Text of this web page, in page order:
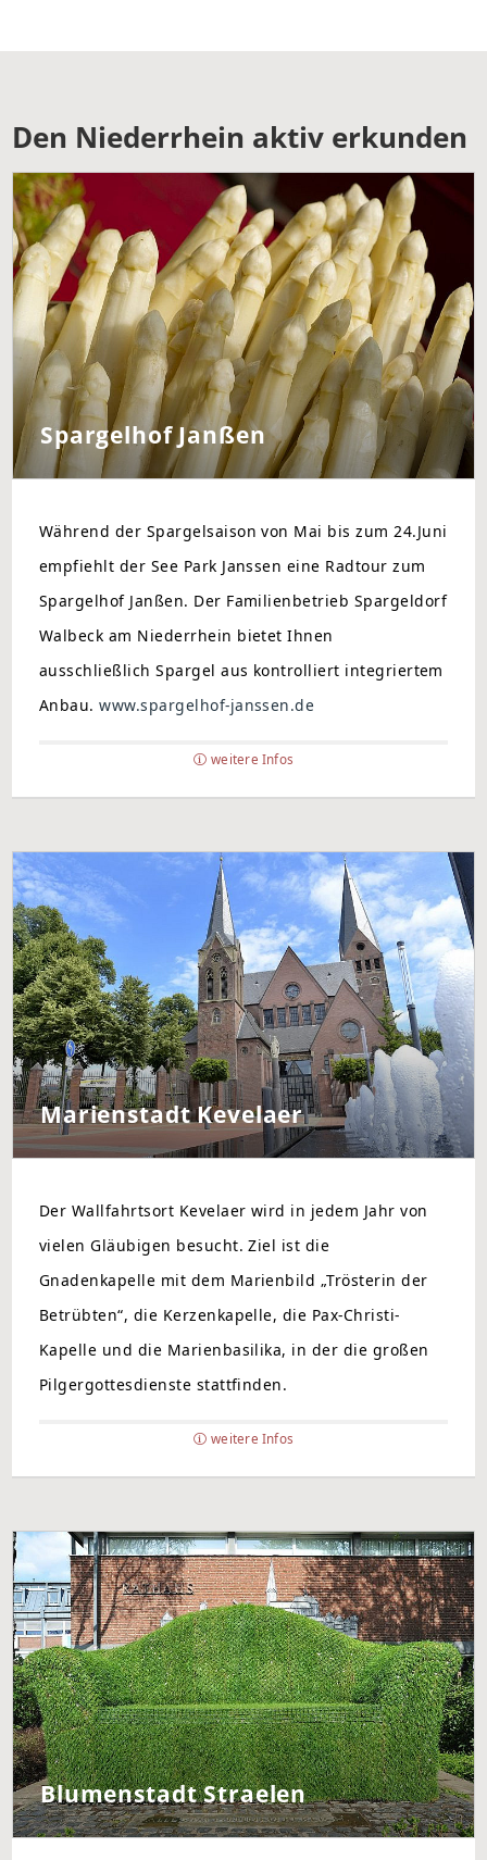
Den Niederrhein aktiv erkunden
Spargelhof Janßen
Während der Spargelsaison von Mai bis zum 24.Juni
empfiehlt der See Park Janssen eine Radtour zum
Spargelhof Janßen. Der Familienbetrieb Spargeldorf
Walbeck am Niederrhein bietet Ihnen
ausschließlich Spargel aus kontrolliert integriertem
Anbau.www.spargelhof-janssen.de
weitere Infos
Marienstadt Kevelaer
Der Wallfahrtsort Kevelaer wird in jedem Jahr von
vielen Gläubigen besucht. Ziel ist die
Gnadenkapelle mit dem Marienbild „Trösterin der
Betrübten“, die Kerzenkapelle, die Pax-Christi-
Kapelle und die Marienbasilika, in der die großen
Pilgergottesdienste stattfinden.
weitere Infos
Blumenstadt Straelen